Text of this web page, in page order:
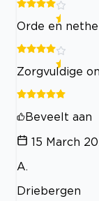
Orde en
Zorgvuldige
Beveelt aan
15 March
A.
Driebergen